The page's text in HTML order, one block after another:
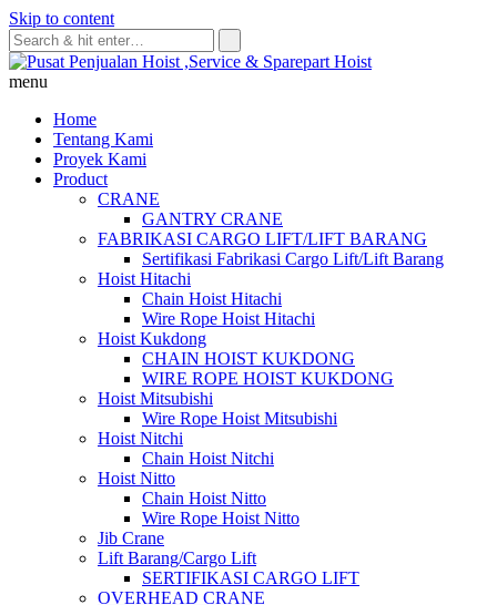
Skip to content
menu
Home
Tentang Kami
Proyek Kami
Product
CRANE
GANTRY CRANE
FABRIKASI CARGO LIFT/LIFT BARANG
Sertifikasi Fabrikasi Cargo Lift/Lift Barang
Hoist Hitachi
Chain Hoist Hitachi
Wire Rope Hoist Hitachi
Hoist Kukdong
CHAIN HOIST KUKDONG
WIRE ROPE HOIST KUKDONG
Hoist Mitsubishi
Wire Rope Hoist Mitsubishi
Hoist Nitchi
Chain Hoist Nitchi
Hoist Nitto
Chain Hoist Nitto
Wire Rope Hoist Nitto
Jib Crane
Lift Barang/Cargo Lift
SERTIFIKASI CARGO LIFT
OVERHEAD CRANE